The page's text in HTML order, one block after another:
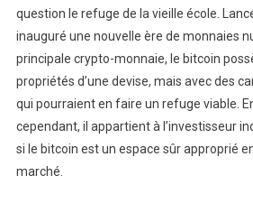
question le refuge de la vieille école.
inauguré une nouvelle ère de monnaies
principale crypto-monnaie, le bitcoin
propriétés d’une devise, mais avec des
qui pourraient en faire un refuge viable.
cependant, il appartient à l’investisseur
si le bitcoin est un espace sûr approprié
marché.